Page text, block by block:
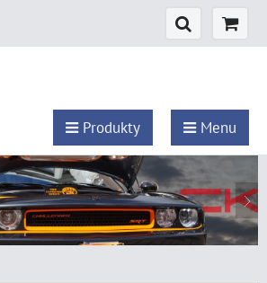
Produkty Menu